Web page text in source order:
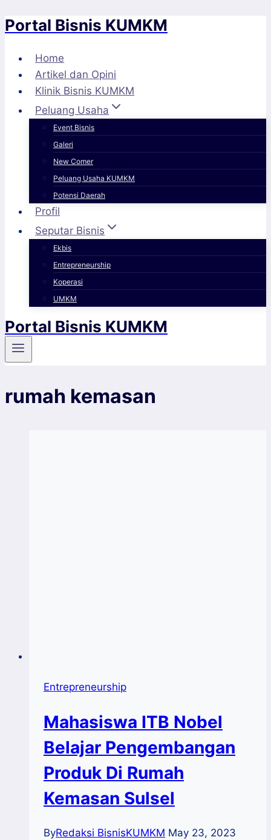
Skip
content
Portal Bisnis KUMKM
Home
Artikel dan Opini
Klinik Bisnis KUMKM
Peluang Usaha
Event Bisnis
Galeri
New Comer
Peluang Usaha KUMKM
Potensi Daerah
Profil
Seputar Bisnis
Ekbis
Entrepreneurship
Koperasi
UMKM
Portal Bisnis KUMKM
rumah kemasan
Entrepreneurship
Mahasiswa ITB Nobel
Belajar Pengembangan
Produk Di Rumah
Kemasan Sulsel
ByRedaksi BisnisKUMKM May 23, 2023